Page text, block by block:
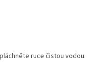
ruce čistou vodou.